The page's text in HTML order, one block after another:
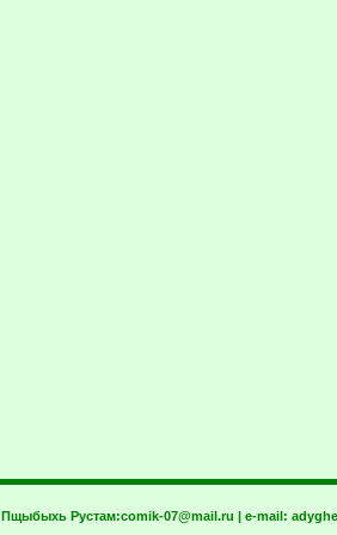
Пщыбыхь Рустам:comik-07@mail.ru | e-mail: